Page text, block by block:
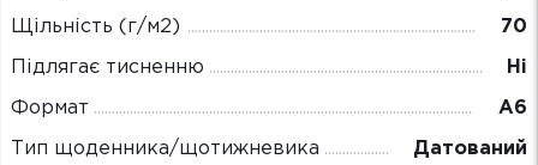
Щільність (г/м2) 70
Підлягає тисненню Ні
Формат А6
Тип щоденника/щотижневика Датований